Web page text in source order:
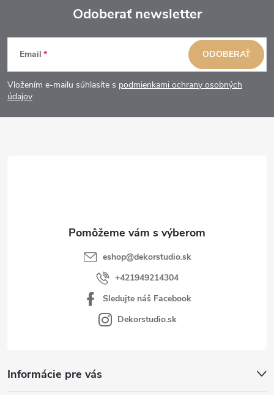
Z
á
p
Odoberať newsletter
Email
Vložením e-mailu súhlasíte s podmienkami ochrany osobných
údajov
ODOBERAŤ
Informácie pre vás
eshop@dekorstudio.sk
+421949214304
Sledujte náš Facebook
Dekorstudio.sk